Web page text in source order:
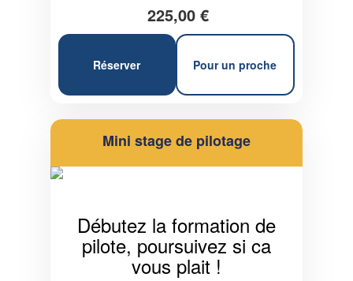
225,00 €
Réserver Pour un proche
Mini stage de pilotage
Débutez la formation de
pilote, poursuivez si ca
vous plait !